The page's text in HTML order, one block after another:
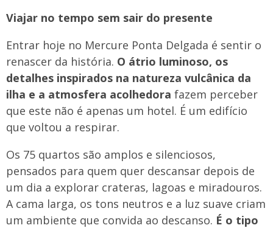
Viajar no tempo sem sair do presente
Entrar hoje no Mercure Ponta Delgada é sentir o
renascer da história. O átrio luminoso, os
detalhes inspirados na natureza vulcânica da
ilha e a atmosfera acolhedora fazem perceber
que este não é apenas um hotel. É um edifício
que voltou a respirar.
Os 75 quartos são amplos e silenciosos,
pensados para quem quer descansar depois de
um dia a explorar crateras, lagoas e miradouros.
A cama larga, os tons neutros e a luz suave criam
um ambiente que convida ao descanso. É o tipo